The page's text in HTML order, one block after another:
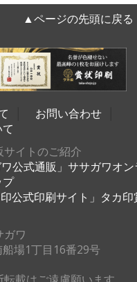
▲ページの先頭に戻る
お問い合わせ
イトのご紹介
公式通販」ササガワオン
公式印刷サイト」タカ印
ガワ
場1丁目16番29号